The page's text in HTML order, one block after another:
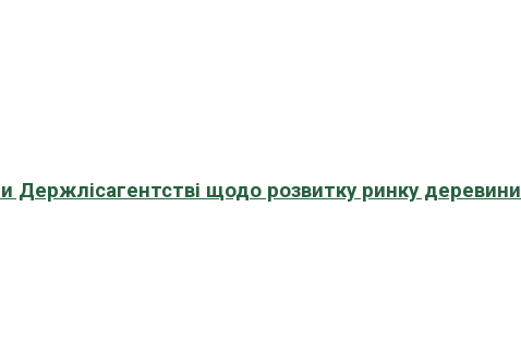
Держлісагентстві щодо розвитку ринку деревини